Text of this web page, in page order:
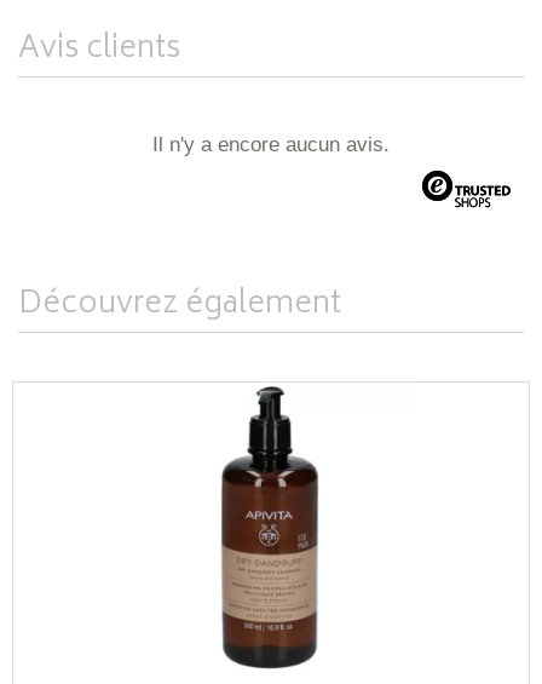
Avis clients
Il n'y a encore aucun avis.
Découvrez également